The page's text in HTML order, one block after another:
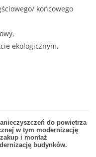
końcowego
ekologicznym,
do powietrza
w tym modernizację
i montaż
budynków.